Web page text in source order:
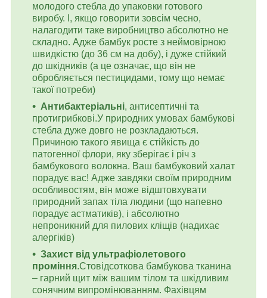
молодого стебла до упаковки готового
виробу. І, якщо говорити зовсім чесно,
налагодити таке виробництво абсолютно не
складно. Адже бамбук росте з неймовірною
швидкістю (до 36 см на добу), і дуже стійкий
до шкідників (а це означає, що він не
обробляється пестицидами, тому що немає
такої потреби)
Антибактеріальні, антисептичні та
протигрибкові.У природних умовах бамбукові
стебла дуже довго не розкладаються.
Причиною такого явища є стійкість до
патогенної флори, яку зберігає і річ з
бамбукового волокна. Ваш бамбуковий халат
порадує вас! Адже завдяки своїм природним
особливостям, він може відштовхувати
природний запах тіла людини (що напевно
порадує астматиків), і абсолютно
непроникний для пилових кліщів (надихає
алергіків)
Захист від ультрафіолетового
проміння.Стовідсоткова бамбукова тканина
– гарний щит між вашим тілом та шкідливим
сонячним випромінюванням. Фахівцям